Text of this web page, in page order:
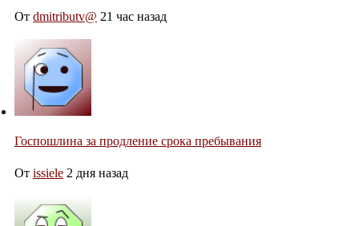
От dmitributv@ 21 час назад
Госпошлина за продление срока пребывания
От issiele 2 дня назад